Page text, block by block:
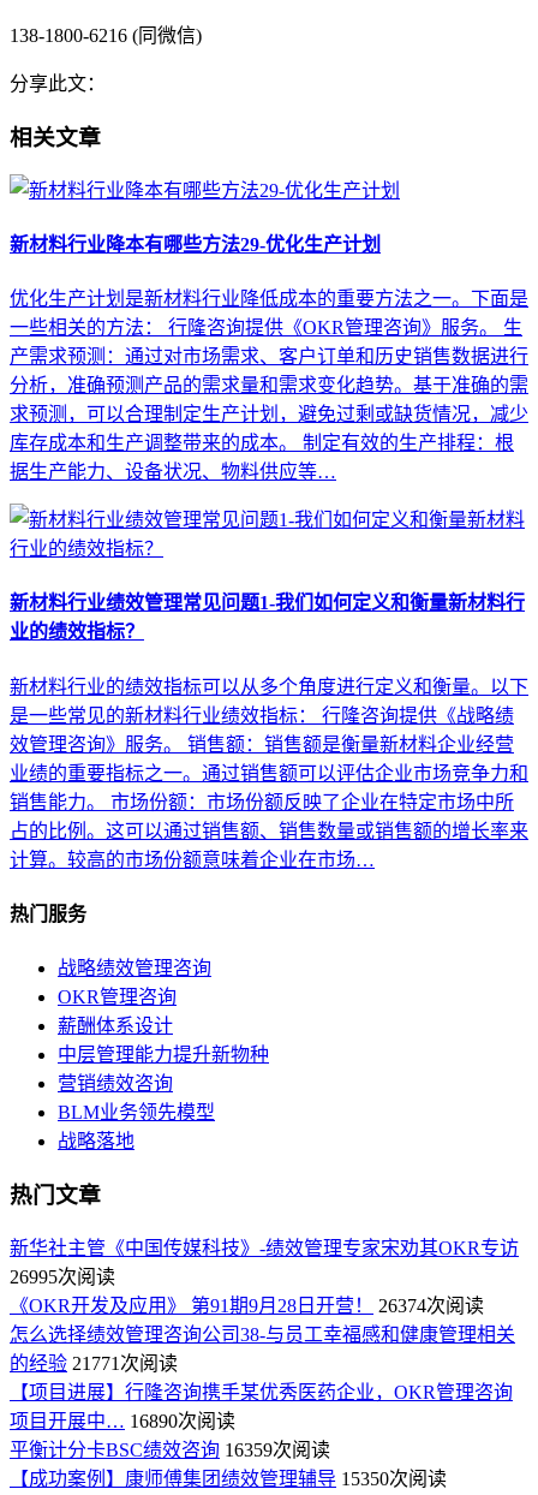
138-1800-6216 (同微信)
分享此文：
相关文章
新材料行业降本有哪些方法29-优化生产计划
优化生产计划是新材料行业降低成本的重要方法之一。下面是
一些相关的方法： 行隆咨询提供《OKR管理咨询》服务。 生
产需求预测：通过对市场需求、客户订单和历史销售数据进行
分析，准确预测产品的需求量和需求变化趋势。基于准确的需
求预测，可以合理制定生产计划，避免过剩或缺货情况，减少
库存成本和生产调整带来的成本。 制定有效的生产排程：根
据生产能力、设备状况、物料供应等…
新材料行业绩效管理常见问题1-我们如何定义和衡量新材料行
业的绩效指标？
新材料行业的绩效指标可以从多个角度进行定义和衡量。以下
是一些常见的新材料行业绩效指标： 行隆咨询提供《战略绩
效管理咨询》服务。 销售额：销售额是衡量新材料企业经营
业绩的重要指标之一。通过销售额可以评估企业市场竞争力和
销售能力。 市场份额：市场份额反映了企业在特定市场中所
占的比例。这可以通过销售额、销售数量或销售额的增长率来
计算。较高的市场份额意味着企业在市场…
热门服务
战略绩效管理咨询
OKR管理咨询
薪酬体系设计
中层管理能力提升新物种
营销绩效咨询
BLM业务领先模型
战略落地
热门文章
新华社主管《中国传媒科技》-绩效管理专家宋劝其OKR专访
26995次阅读
《OKR开发及应用》 第91期9月28日开营！
26374次阅读
怎么选择绩效管理咨询公司38-与员工幸福感和健康管理相关
的经验 21771次阅读
【项目进展】行隆咨询携手某优秀医药企业，OKR管理咨询
项目开展中… 16890次阅读
平衡计分卡BSC绩效咨询 16359次阅读
【成功案例】康师傅集团绩效管理辅导 15350次阅读